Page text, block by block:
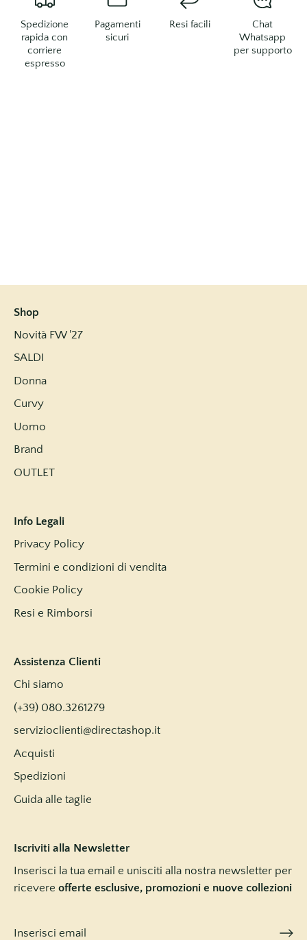
Spedizione
rapida con
corriere
espresso
Pagamenti
sicuri
Resi facili
Chat
Whatsapp
per supporto
Shop
Novità FW '27
SALDI
Donna
Curvy
Uomo
Brand
OUTLET
Info Legali
Privacy Policy
Termini e condizioni di vendita
Cookie Policy
Resi e Rimborsi
Assistenza Clienti
Chi siamo
(+39) 080.3261279
servizioclienti@directashop.it
Acquisti
Spedizioni
Guida alle taglie
Iscriviti alla Newsletter
Inserisci la tua email e unisciti alla nostra newsletter per
ricevere offerte esclusive, promozioni e nuove collezioni